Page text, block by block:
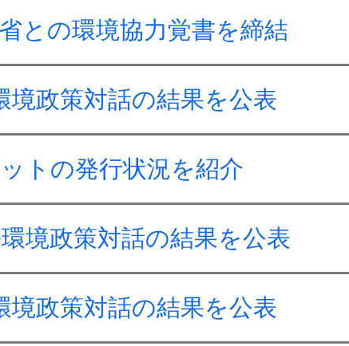
との環境協力覚書を締結
政策対話の結果を公表
トの発行状況を紹介
境政策対話の結果を公表
政策対話の結果を公表